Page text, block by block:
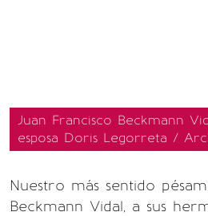
Juan Francisco Beckmann
esposa Doris Legorreta /
Nuestro más sentido
Beckmann Vidal, a sus